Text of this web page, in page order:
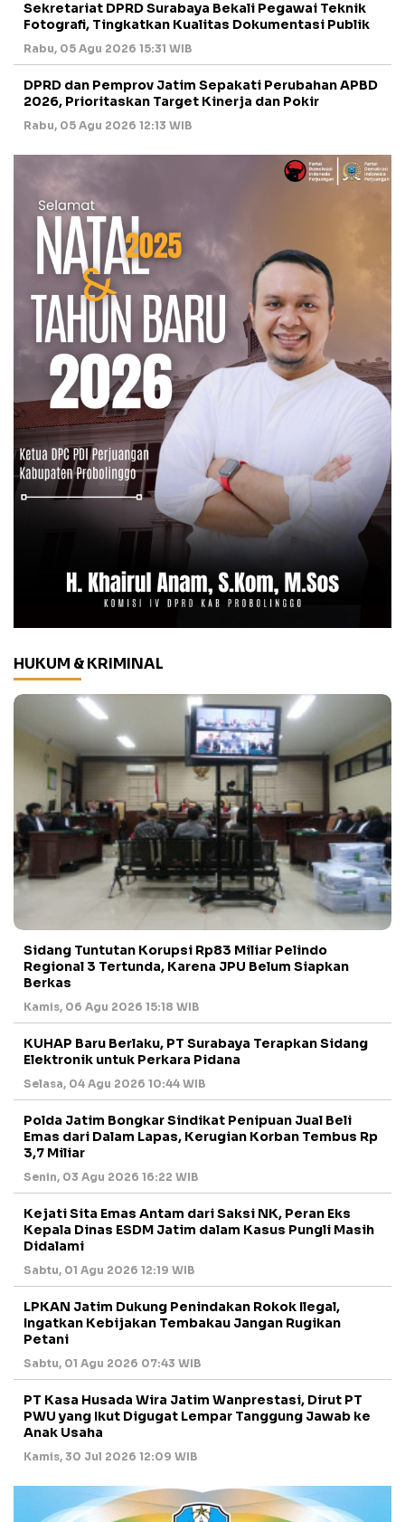
Sekretariat DPRD Surabaya Bekali Pegawai Teknik
Fotografi, Tingkatkan Kualitas Dokumentasi Publik
Rabu, 05 Agu 2026 15:31 WIB
DPRD dan Pemprov Jatim Sepakati Perubahan APBD
2026, Prioritaskan Target Kinerja dan Pokir
Rabu, 05 Agu 2026 12:13 WIB
HUKUM & KRIMINAL
Sidang Tuntutan Korupsi Rp83 Miliar Pelindo
Regional 3 Tertunda, Karena JPU Belum Siapkan
Berkas
Kamis, 06 Agu 2026 15:18 WIB
KUHAP Baru Berlaku, PT Surabaya Terapkan Sidang
Elektronik untuk Perkara Pidana
Selasa, 04 Agu 2026 10:44 WIB
Polda Jatim Bongkar Sindikat Penipuan Jual Beli
Emas dari Dalam Lapas, Kerugian Korban Tembus Rp
3,7 Miliar
Senin, 03 Agu 2026 16:22 WIB
Kejati Sita Emas Antam dari Saksi NK, Peran Eks
Kepala Dinas ESDM Jatim dalam Kasus Pungli Masih
Didalami
Sabtu, 01 Agu 2026 12:19 WIB
LPKAN Jatim Dukung Penindakan Rokok Ilegal,
Ingatkan Kebijakan Tembakau Jangan Rugikan
Petani
Sabtu, 01 Agu 2026 07:43 WIB
PT Kasa Husada Wira Jatim Wanprestasi, Dirut PT
PWU yang Ikut Digugat Lempar Tanggung Jawab ke
Anak Usaha
Kamis, 30 Jul 2026 12:09 WIB